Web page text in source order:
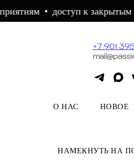
доступ к закрытым
+7 901
О НАС НОВОЕ
НАМЕКНУТЬ НА